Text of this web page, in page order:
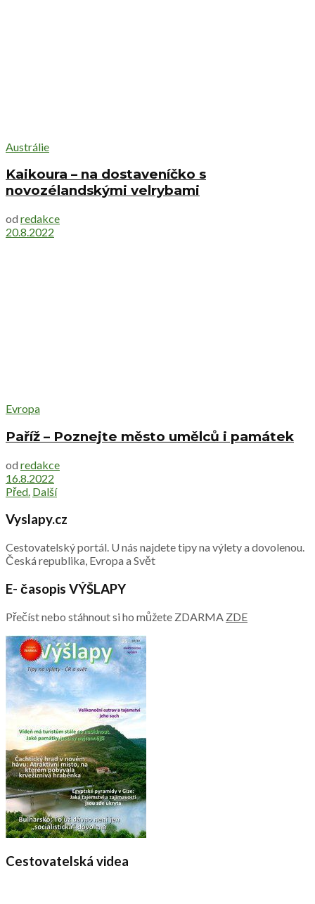
Austrálie
Kaikoura – na dostaveníčko s
novozélandskými velrybami
od redakce
20.8.2022
Evropa
Paříž – Poznejte město umělců i památek
od redakce
16.8.2022
Před. Další
Vyslapy.cz
Cestovatelský portál. U nás najdete tipy na výlety a dovolenou.
Česká republika, Evropa a Svět
E- časopis VÝŠLAPY
Přečíst nebo stáhnout si ho můžete ZDARMA ZDE
Cestovatelská videa